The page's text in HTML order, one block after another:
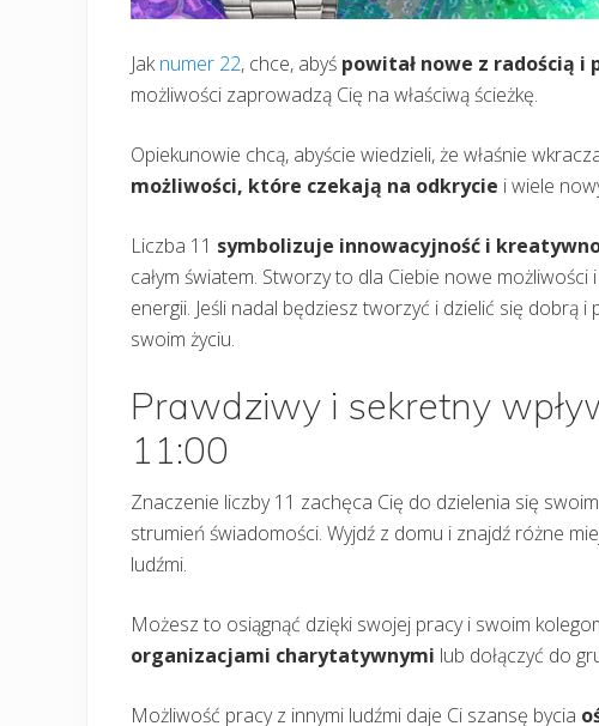
Jaknumer 22, chce, abyś powitał nowe z radością i
możliwości zaprowadzą Cię na właściwą ścieżkę.
Opiekunowie chcą, abyście wiedzieli, że właśnie
możliwości, które czekają na odkrycie i wiele
Liczba 11 symbolizuje innowacyjność i
całym światem. Stworzy to dla Ciebie nowe
energii. Jeśli nadal będziesz tworzyć i dzielić się dobrą
swoim życiu.
Prawdziwy i sekretny
11:00
Znaczenie liczby 11 zachęca Cię do dzielenia się
strumień świadomości. Wyjdź z domu i znajdź różne
ludźmi.
Możesz to osiągnąć dzięki swojej pracy i swoim
organizacjami charytatywnymi lub dołączyć do
Możliwość pracy z innymi ludźmi daje Ci szansę bycia